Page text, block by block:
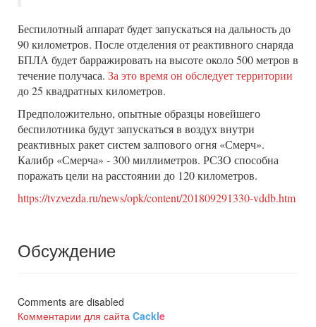
Беспилотный аппарат будет запускаться на дальность до
90 километров. После отделения от реактивного снаряда
БПЛА будет барражировать на высоте около 500 метров в
течение получаса. За это время он обследует территории
до 25 квадратных километров.
Предположительно, опытные образцы новейшего
беспилотника будут запускаться в воздух внутри
реактивных ракет систем залпового огня «Смерч».
Калибр «Смерча» - 300 миллиметров. РСЗО способна
поражать цели на расстоянии до 120 километров.
https://tvzvezda.ru/news/opk/content/201809291330-vddb.htm
Обсуждение
Comments are disabled
Комментарии для сайта Cackle